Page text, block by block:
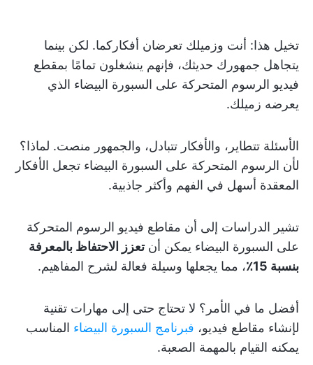
تخيل هذا: أنت وزميلك تعرضان أفكاركما. لكن بينما
يتجاهل جمهورك حديثك، فإنهم ينشغلون تمامًا بمقطع
فيديو الرسوم المتحركة على السبورة البيضاء الذي
يعرضه زميلك.
الأسئلة تتطاير، والأفكار تتبادل، والجمهور منصت. لماذا؟
لأن الرسوم المتحركة على السبورة البيضاء تجعل الأفكار
المعقدة أسهل في الفهم وأكثر جاذبية.
تشير الدراسات إلى أن مقاطع فيديو الرسوم المتحركة
على السبورة البيضاء يمكن أنتعزز الاحتفاظ بالمعرفة
بنسبة 15٪
، مما يجعلها وسيلة فعالة لشرح المفاهيم.
أفضل ما في الأمر؟ لا تحتاج حتى إلى مهارات تقنية
لإنشاء مقاطع فيديو، فبرنامج السبورة البيضاء المناسب
يمكنه القيام بالمهمة الصعبة.